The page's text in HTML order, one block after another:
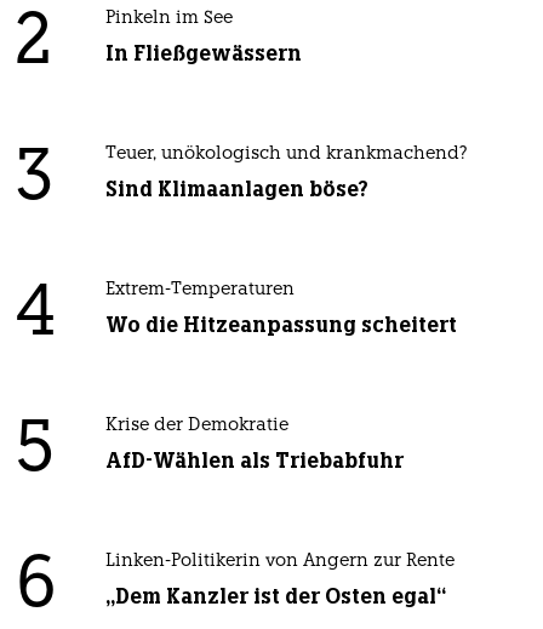
2 Pinkeln im See
In Fließgewässern
3 Teuer, unökologisch und krankmachend?
Sind Klimaanlagen böse?
4 Extrem-Temperaturen
Wo die Hitzeanpassung scheitert
5 Krise der Demokratie
AfD-Wählen als Triebabfuhr
6 Linken-Politikerin von Angern zur Rente
„Dem Kanzler ist der Osten egal“